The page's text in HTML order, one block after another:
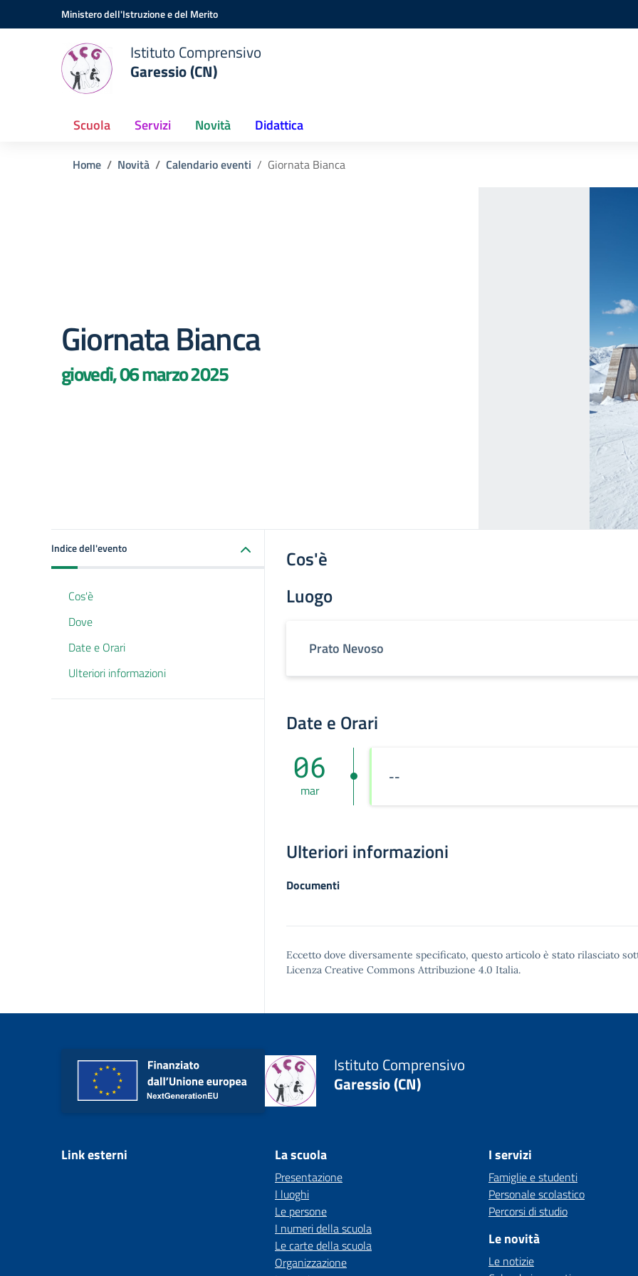
Vai ai contenuti
Vai al menu di navigazioneMinistero dell'Istruzione e del Merito
Istituto Comprensivo
Garessio (CN)
Scuola Servizi Novità Didattica
Home Novità Calendario eventi Giornata Bianca
Giornata Bianca
giovedì, 06 marzo 2025
Indice dell'evento
Cos'è
Dove
Date e Orari
Ulteriori informazioni
Cos'è
Luogo
Prato Nevoso
Date e Orari
06
mar
--
Ulteriori informazioni
Documenti
Eccetto dove diversamente specificato, questo articolo è stato rilasciato
Licenza Creative Commons Attribuzione 4.0 Italia.
Istituto Comprensivo
Garessio (CN)
Link esterni La scuola
Presentazione
I luoghi
Le persone
I numeri della scuola
Le carte della scuola
Organizzazione
I servizi
Famiglie e studenti
Personale scolastico
Percorsi di studio
Le novità
Le notizie